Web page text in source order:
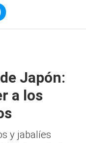
Japón:
a los
y jabalíes